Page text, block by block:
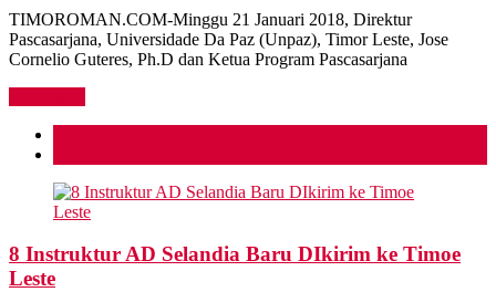
TIMOROMAN.COM-Minggu 21 Januari 2018, Direktur
Pascasarjana, Universidade Da Paz (Unpaz), Timor Leste, Jose
Cornelio Guteres, Ph.D dan Ketua Program Pascasarjana
8 Instruktur AD Selandia Baru DIkirim ke Timoe
Leste